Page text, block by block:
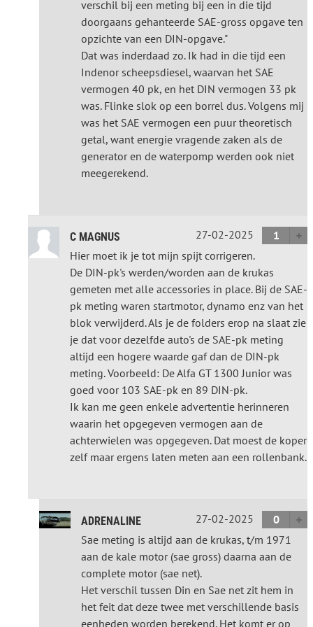
verschil bij een meting bij een in die tijd
doorgaans gehanteerde SAE-gross opgave ten
opzichte van een DIN-opgave."
Dat was inderdaad zo. Ik had in die tijd een
Indenor scheepsdiesel, waarvan het SAE
vermogen 40 pk, en het DIN vermogen 33 pk
was. Flinke slok op een borrel dus. Volgens mij
was het SAE vermogen een puur theoretisch
getal, want energie vragende zaken als de
generator en de waterpomp werden ook niet
meegerekend.
C MAGNUS 27-02-2025
1
Hier moet ik je tot mijn spijt corrigeren.
De DIN-pk's werden/worden aan de krukas
gemeten met alle accessories in place. Bij de SAE-
pk meting waren startmotor, dynamo enz van het
blok verwijderd. Als je de folders erop na slaat zie
je dat voor dezelfde auto's de SAE-pk meting
altijd een hogere waarde gaf dan de DIN-pk
meting. Voorbeeld: De Alfa GT 1300 Junior was
goed voor 103 SAE-pk en 89 DIN-pk.
Ik kan me geen enkele advertentie herinneren
waarin het opgegeven vermogen aan de
achterwielen was opgegeven. Dat moest de koper
zelf maar ergens laten meten aan een rollenbank.
ADRENALINE 27-02-2025
0
Sae meting is altijd aan de krukas, t/m 1971
aan de kale motor (sae gross) daarna aan de
complete motor (sae net).
Het verschil tussen Din en Sae net zit hem in
het feit dat deze twee met verschillende basis
eenheden worden berekend. Het komt er op